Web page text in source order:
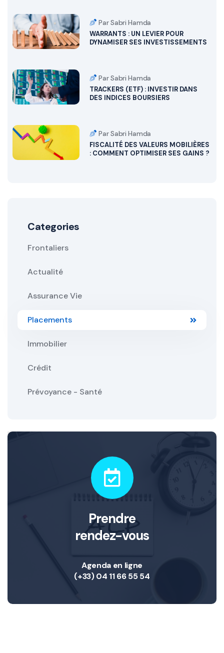
Par Sabri Hamda
WARRANTS : UN LEVIER POUR
DYNAMISER SES INVESTISSEMENTS
Par Sabri Hamda
TRACKERS (ETF) : INVESTIR DANS
DES INDICES BOURSIERS
Par Sabri Hamda
FISCALITÉ DES VALEURS MOBILIÈRES
: COMMENT OPTIMISER SES GAINS ?
Categories
Frontaliers
Actualité
Assurance Vie
Placements
Immobilier
Crédit
Prévoyance - Santé
Prendre
rendez-vous
Agenda en ligne
(+33) 04 11 66 55 54